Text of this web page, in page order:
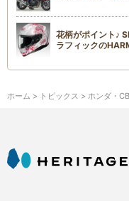
花柄がポイント♪
ラフィックの
ホーム > トピックス > ホンダ・